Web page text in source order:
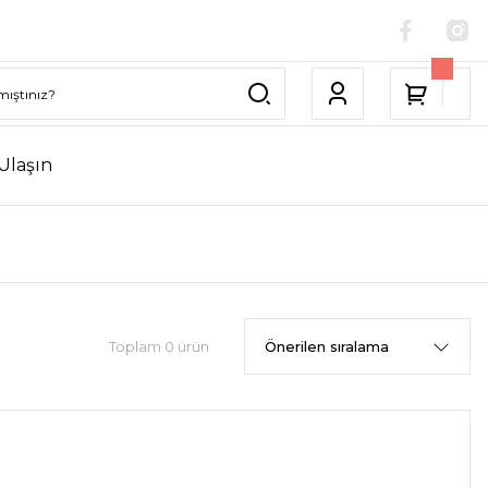
Toplam 0 ürün